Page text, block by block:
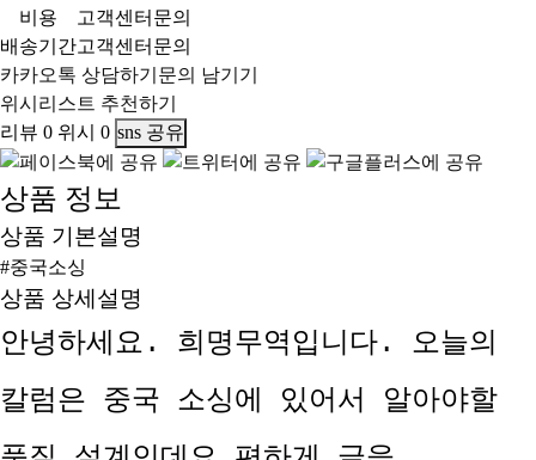
비용
고객센터문의
배송기간고객센터문의
카카오톡 상담하기 문의 남기기
위시리스트 추천하기
리뷰 0 위시 0 sns 공유
상품 정보
상품 기본설명
#중국소싱
상품 상세설명
안녕하세요. 희명무역입니다. 오늘의
칼럼은 중국 소싱에 있어서 알아야할